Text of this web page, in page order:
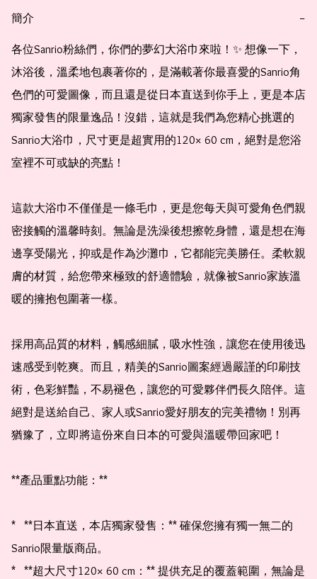
簡介 −
各位Sanrio粉絲們，你們的夢幻大浴巾來啦！✨ 想像一下，
沐浴後，溫柔地包裹著你的，是滿載著你最喜愛的Sanrio角
色們的可愛圖像，而且還是從日本直送到你手上，更是本店
獨家發售的限量逸品！沒錯，這就是我們為您精心挑選的
Sanrio大浴巾，尺寸更是超實用的120× 60 cm，絕對是您浴
室裡不可或缺的亮點！
這款大浴巾不僅僅是一條毛巾，更是您每天與可愛角色們親
密接觸的溫馨時刻。無論是洗澡後想擦乾身體，還是想在海
邊享受陽光，抑或是作為沙灘巾，它都能完美勝任。柔軟親
膚的材質，給您帶來極致的舒適體驗，就像被Sanrio家族溫
暖的擁抱包圍著一樣。
採用高品質的材料，觸感細膩，吸水性強，讓您在使用後迅
速感受到乾爽。而且，精美的Sanrio圖案經過嚴謹的印刷技
術，色彩鮮豔，不易褪色，讓您的可愛夥伴們長久陪伴。這
絕對是送給自己、家人或Sanrio愛好朋友的完美禮物！別再
猶豫了，立即將這份來自日本的可愛與溫暖帶回家吧！
**產品重點功能：**
*   **日本直送，本店獨家發售：** 確保您擁有獨一無二的
Sanrio限量版商品。
*   **超大尺寸120× 60 cm：** 提供充足的覆蓋範圍，無論是